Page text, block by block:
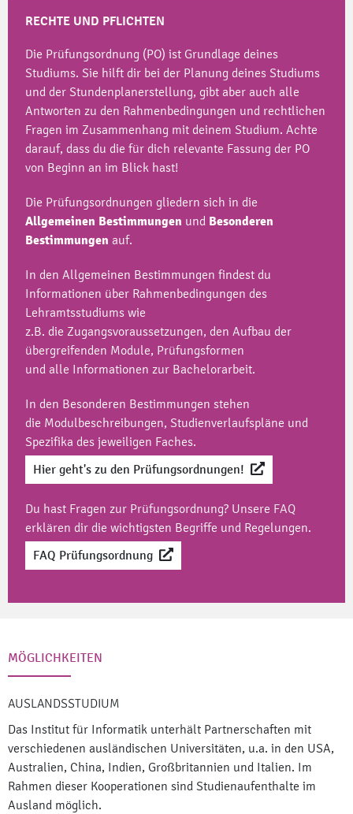
RECHTE UND PFLICHTEN
Die Prüfungsordnung (PO) ist Grundlage deines
Studiums. Sie hilft dir bei der Planung deines Studiums
und der Stundenplanerstellung, gibt aber auch alle
Antworten zu den Rahmenbedingungen und rechtlichen
Fragen im Zusammenhang mit deinem Studium. Achte
darauf, dass du die für dich relevante Fassung der PO
von Beginn an im Blick hast!
Die Prüfungsordnungen gliedern sich in die
Allgemeinen Bestimmungen und Besonderen
Bestimmungen auf.
In den Allgemeinen Bestimmungen findest du
Informationen über Rahmenbedingungen des
Lehramtsstudiums wie
z.B. die Zugangsvoraussetzungen, den Aufbau der
übergreifenden Module, Prüfungsformen
und alle Informationen zur Bachelorarbeit.
In den Besonderen Bestimmungen stehen
die Modulbeschreibungen, Studienverlaufspläne und
Spezifika des jeweiligen Faches.
Hier geht's zu den Prüfungsordnungen!
Du hast Fragen zur Prüfungsordnung? Unsere FAQ
erklären dir die wichtigsten Begriffe und Regelungen.
FAQ Prüfungsordnung
MÖGLICHKEITEN
AUSLANDSSTUDIUM
Das Institut für Informatik unterhält Partnerschaften mit
verschiedenen ausländischen Universitäten, u.a. in den USA,
Australien, China, Indien, Großbritannien und Italien. Im
Rahmen dieser Kooperationen sind Studienaufenthalte im
Ausland möglich.